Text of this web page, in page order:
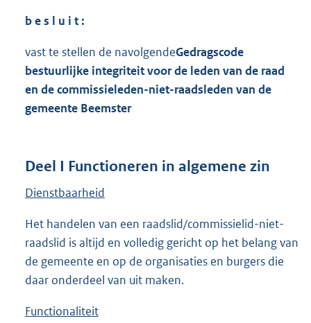
b e s l u i t :
vast te stellen de navolgendeGedragscode
bestuurlijke integriteit voor de leden van de raad
en de commissieleden-niet-raadsleden van de
gemeente Beemster
Deel I Functioneren in algemene zin
Dienstbaarheid
Het handelen van een raadslid/commissielid-niet-
raadslid is altijd en volledig gericht op het belang van
de gemeente en op de organisaties en burgers die
daar onderdeel van uit maken.
Functionaliteit